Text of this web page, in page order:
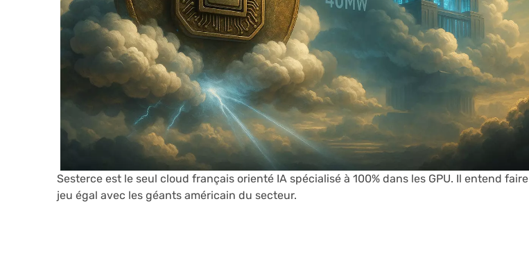
Sesterce est le seul cloud français orienté IA spécialisé à 100% dans les GPU. Il entend faire
jeu égal avec les géants américain du secteur.